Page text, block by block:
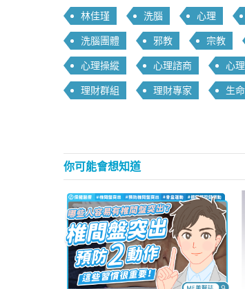
林佳瑾 洗腦 心理
洗腦團體 邪教 宗教
心理操縱 心理諮商 心
理財群組 理財專家 生
你可能會想知道